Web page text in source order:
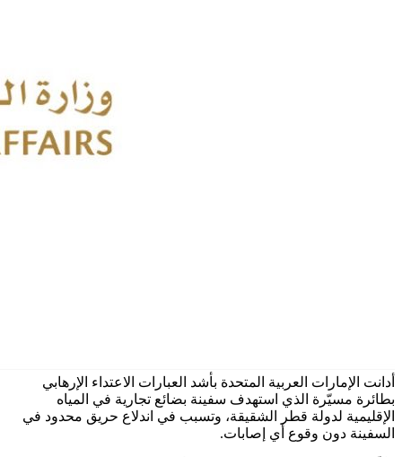
أدانت الإمارات العربية المتحدة بأشد العبارات الاعتداء الإرهابي
بطائرة مسيّرة الذي استهدف سفينة بضائع تجارية في المياه
الإقليمية لدولة قطر الشقيقة، وتسبب في اندلاع حريق محدود في
السفينة دون وقوع أي إصابات.